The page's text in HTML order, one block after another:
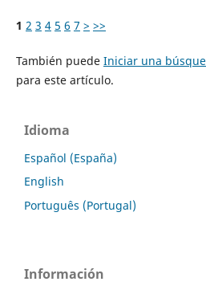
1 2 3 4 5 6 7 > >>
También puede Iniciar una
para este artículo.
Idioma
Español (España)
English
Português (Portugal)
Información